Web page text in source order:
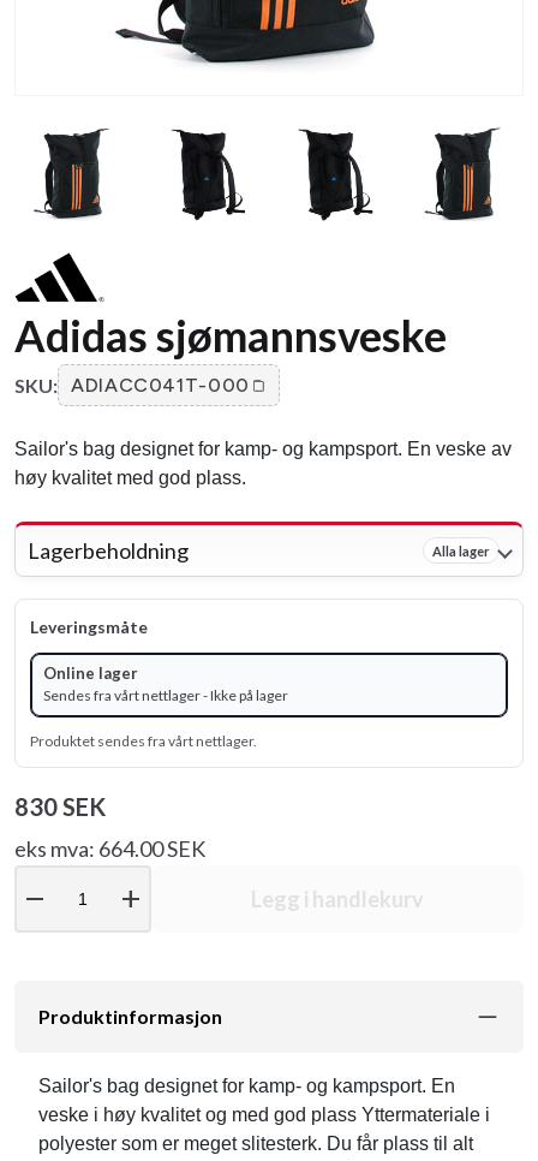
Adidas sjømannsveske
SKU: ADIACC041T-000
Sailor's bag designet for kamp- og kampsport. En veske av
høy kvalitet med god plass.
Lagerbeholdning Alla lager
Leveringsmåte
Online lager
Sendes fra vårt nettlager - Ikke på lager
Produktet sendes fra vårt nettlager.
830 SEK
eks mva: 664.00 SEK
remove add Legg i handlekurv
Produktinformasjon
Sailor's bag designet for kamp- og kampsport. En
veske i høy kvalitet og med god plass Yttermateriale i
polyester som er meget slitesterk. Du får plass til alt